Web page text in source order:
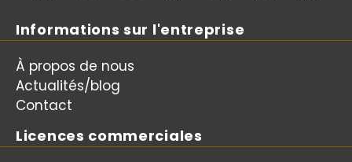
Informations sur l'entreprise
À propos de nous
Actualités/blog
Contact
Licences commerciales